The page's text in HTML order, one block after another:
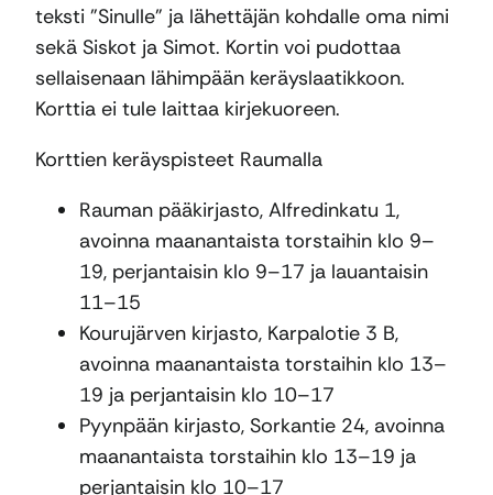
teksti ”Sinulle” ja lähettäjän kohdalle oma nimi
sekä Siskot ja Simot. Kortin voi pudottaa
sellaisenaan lähimpään keräyslaatikkoon.
Korttia ei tule laittaa kirjekuoreen.
Korttien keräyspisteet Raumalla
Rauman pääkirjasto, Alfredinkatu 1,
avoinna maanantaista torstaihin klo 9–
19, perjantaisin klo 9–17 ja lauantaisin
11–15
Kourujärven kirjasto, Karpalotie 3 B,
avoinna maanantaista torstaihin klo 13–
19 ja perjantaisin klo 10–17
Pyynpään kirjasto, Sorkantie 24, avoinna
maanantaista torstaihin klo 13–19 ja
perjantaisin klo 10–17